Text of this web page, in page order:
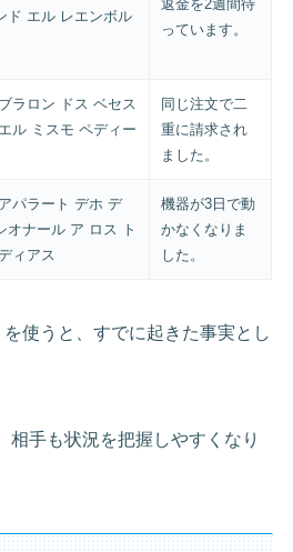
ド エル レエンボル
返金を2週間待
っています。
ラロン ドス ベセス
ル ミスモ ペディー
同じ注文で二
重に請求され
ました。
パラート デホ デ
オナール ア ロス ト
ィアス
機器が3日で動
かなくなりま
した。
使うと、すでに起きた事実とし
相手も状況を把握しやすくなり